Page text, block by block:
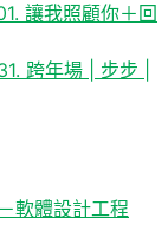
讓我照顧你＋回
跨年場 | 步步 |
軟體設計工程